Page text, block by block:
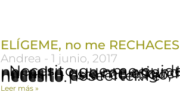
ELÍGEME, no me RECHACES
Andrea 1 junio, 2017
Necesito que me cuides, necesito que me atiendas, necesito que me escuches, necesito estar contigo, necesito poseerte…Te necesito.
Leer más »